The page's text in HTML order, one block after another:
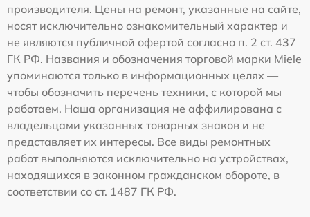
производителя. Цены на ремонт, указанные на сайте,
носят исключительно ознакомительный характер и
не являются публичной офертой согласно п. 2 ст. 437
ГК РФ. Названия и обозначения торговой марки Miele
упоминаются только в информационных целях —
чтобы обозначить перечень техники, с которой мы
работаем. Наша организация не аффилирована с
владельцами указанных товарных знаков и не
представляет их интересы. Все виды ремонтных
работ выполняются исключительно на устройствах,
находящихся в законном гражданском обороте, в
соответствии со ст. 1487 ГК РФ.